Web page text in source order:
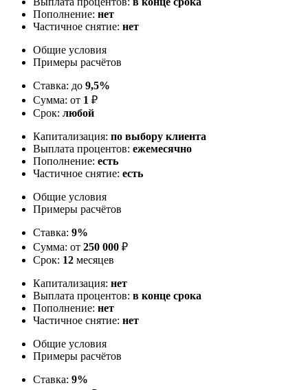
Пополнение: нет
Частичное снятие: нет
Общие условия
Примеры расчётов
Ставка: до 9,5%
Сумма: от 1 ₽
Срок: любой
Капитализация: по выбору клиента
Выплата процентов: ежемесячно
Пополнение: есть
Частичное снятие: есть
Общие условия
Примеры расчётов
Ставка: 9%
Сумма: от 250 000 ₽
Срок: 12 месяцев
Капитализация: нет
Выплата процентов: в конце срока
Пополнение: нет
Частичное снятие: нет
Общие условия
Примеры расчётов
Ставка: 9%